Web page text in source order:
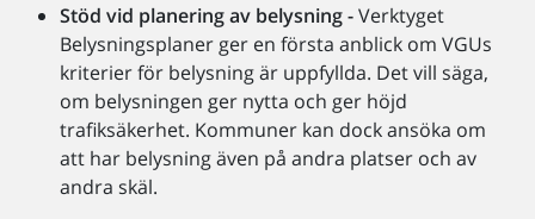
Stöd vid planering av belysning -Verktyget
Belysningsplaner ger en första anblick om VGUs
kriterier för belysning är uppfyllda. Det vill säga,
om belysningen ger nytta och ger höjd
trafiksäkerhet. Kommuner kan dock ansöka om
att har belysning även på andra platser och av
andra skäl.